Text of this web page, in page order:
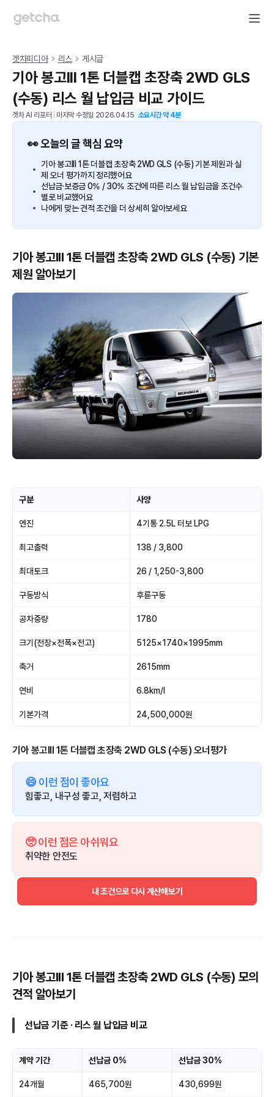
겟차피디아 리스 게시글
기아 봉고III 1톤 더블캡 초장축 2WD GLS
(수동) 리스 월 납입금 비교 가이드
겟차 AI 리포터 마지막 수정일 2026.04.15 소요시간 약4분
👀 오늘의 글 핵심 요약
기아 봉고III 1톤 더블캡 초장축 2WD GLS (수동) 기본 제원과 실
제 오너 평가까지 정리했어요
선납금·보증금 0% / 30% 조건에 따른 리스 월 납입금을 조건수
별로 비교했어요
나에게 맞는 견적 조건을 더 상세히 알아보세요
기아 봉고III 1톤 더블캡 초장축 2WD GLS (수동) 기본
제원 알아보기
구분 사양
엔진 4기통 2.5L 터보 LPG
최고출력 138 / 3,800
최대토크 26 / 1,250-3,800
구동방식 후륜구동
공차중량 1780
크기(전장×전폭×전고) 5125×1740×1995mm
축거 2615mm
연비 6.8km/l
기본가격 24,500,000원
기아 봉고III 1톤 더블캡 초장축 2WD GLS (수동) 오너평가
😄 이런 점이 좋아요
힘좋고, 내구성 좋고, 저렴하고
🥺 이런 점은 아쉬워요
취약한 안전도
내 조건으로 다시 계산해보기
기아 봉고III 1톤 더블캡 초장축 2WD GLS (수동) 모의
견적 알아보기
선납금 기준 · 리스 월 납입금 비교
계약 기간 선납금 0% 선납금 30%
24개월 465,700원 430,699원